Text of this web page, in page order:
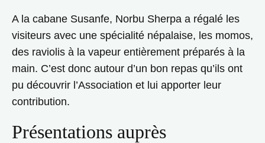
A la cabane Susanfe, Norbu Sherpa a régalé les
visiteurs avec une spécialité népalaise, les momos,
des raviolis à la vapeur entièrement préparés à la
main. C’est donc autour d’un bon repas qu’ils ont
pu découvrir l’Association et lui apporter leur
contribution.
Présentations auprès